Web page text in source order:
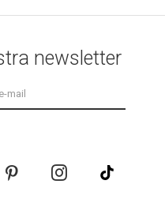
newsletter
 